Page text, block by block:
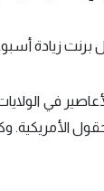
3.1% وغرب تكساس
في